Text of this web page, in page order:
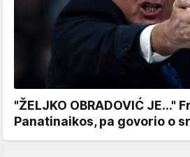
"ŽELJKO OBRADOVIĆ JE..."
Panatinaikos, pa govorio o